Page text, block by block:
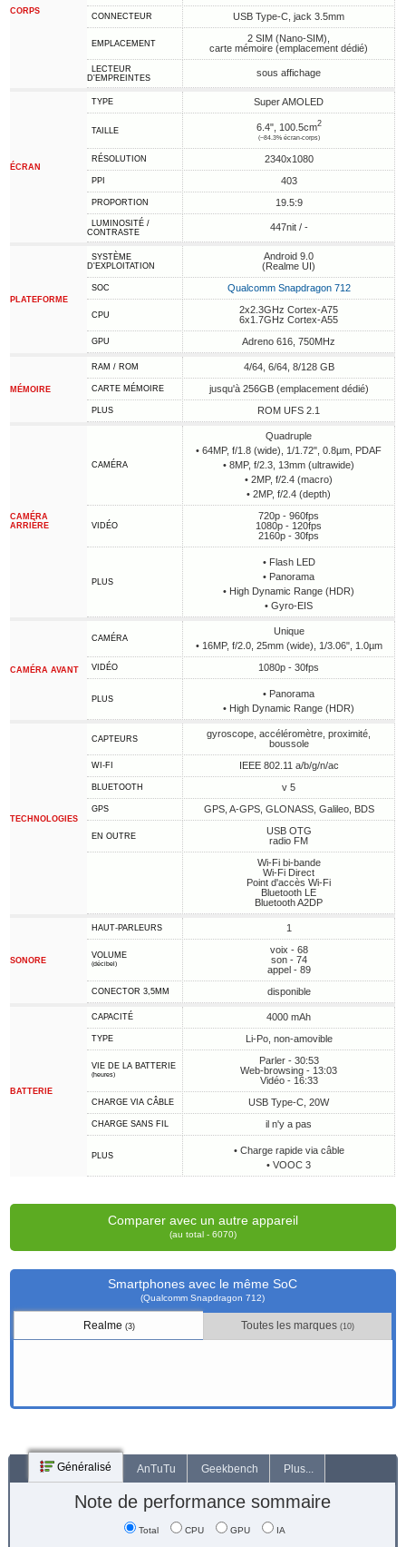
CORPS
CONNECTEUR USB Type-C, jack 3.5mm
EMPLACEMENT
2 SIM (Nano-SIM),
carte mémoire (emplacement dédié)
LECTEUR
D'EMPREINTES
sous affichage
ÉCRAN
TYPE Super AMOLED
TAILLE 6.4", 100.5cm2
(~84.3% écran-corps)
RÉSOLUTION 2340x1080
PPI 403
PROPORTION 19.5:9
LUMINOSITÉ /
CONTRASTE
447nit / -
PLATEFORME
SYSTÈME
D'EXPLOITATION
Android 9.0
(Realme UI)
SOC Qualcomm Snapdragon 712
CPU
2x2.3GHz Cortex-A75
6x1.7GHz Cortex-A55
GPU Adreno 616, 750MHz
MÉMOIRE
RAM / ROM 4/64, 6/64, 8/128 GB
CARTE MÉMOIRE jusqu'à 256GB (emplacement dédié)
PLUS ROM UFS 2.1
CAMÉRA
ARRIÈRE
CAMÉRA
Quadruple
• 64MP, f/1.8 (wide), 1/1.72", 0.8µm, PDAF
• 8MP, f/2.3, 13mm (ultrawide)
• 2MP, f/2.4 (macro)
• 2MP, f/2.4 (depth)
VIDÉO
720p - 960fps
1080p - 120fps
2160p - 30fps
PLUS
• Flash LED
• Panorama
• High Dynamic Range (HDR)
• Gyro-EIS
CAMÉRA AVANT
CAMÉRA
Unique
• 16MP, f/2.0, 25mm (wide), 1/3.06", 1.0µm
VIDÉO 1080p - 30fps
PLUS
• Panorama
• High Dynamic Range (HDR)
TECHNOLOGIES
CAPTEURS
gyroscope, accéléromètre, proximité,
boussole
WI-FI IEEE 802.11 a/b/g/n/ac
BLUETOOTH v 5
GPS GPS, A-GPS, GLONASS, Galileo, BDS
EN OUTRE
USB OTG
radio FM
Wi-Fi bi-bande
Wi-Fi Direct
Point d'accès Wi-Fi
Bluetooth LE
Bluetooth A2DP
SONORE
HAUT-PARLEURS 1
VOLUME
(décibel)
voix - 68
son - 74
appel - 89
CONECTOR 3,5MM disponible
BATTERIE
CAPACITÉ 4000 mAh
TYPE Li-Po, non-amovible
VIE DE LA BATTERIE
(heures)
Parler - 30:53
Web-browsing - 13:03
Vidéo - 16:33
CHARGE VIA CÂBLE USB Type-C, 20W
CHARGE SANS FIL il n'y a pas
PLUS
• Charge rapide via câble
• VOOC 3
Comparer avec un autre appareil
(au total - 6070)
Smartphones avec le même SoC
(Qualcomm Snapdragon 712)
Realme (3) Toutes les marques(10)
Généralisé AnTuTu Geekbench Plus...
Note de performance sommaire
Total CPU GPU IA